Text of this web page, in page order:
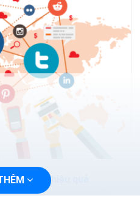
xã hội hiệu quả
này sẽ giúp nội dung của